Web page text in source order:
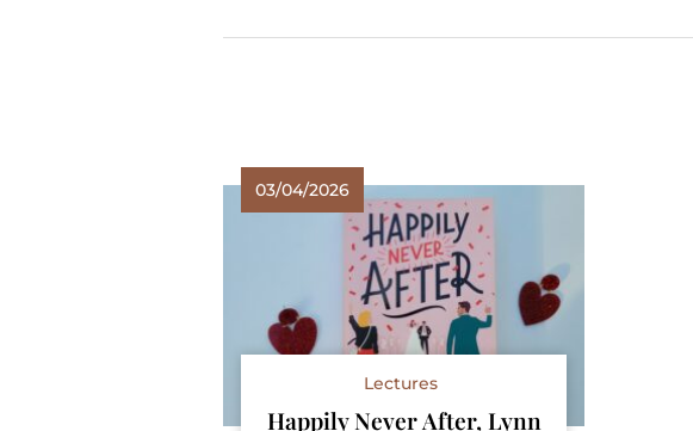
03/04/2026
Lectures
Happily Never After, Lynn